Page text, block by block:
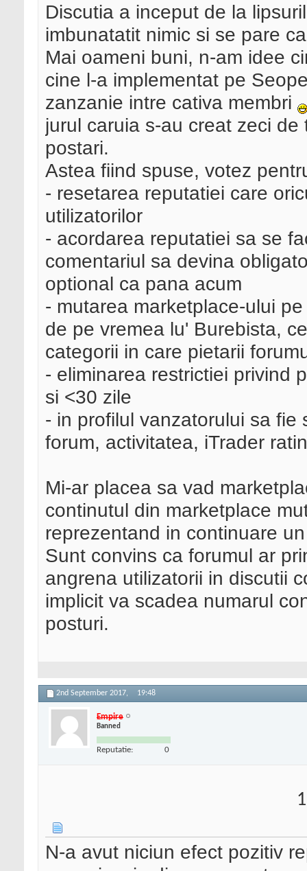
Discutia a inceput de la
imbunatatit nimic si se pare
Mai oameni buni, n-am idee
cine l-a implementat pe
zanzanie intre cativa membri
jurul caruia s-au creat zeci
postari.
Astea fiind spuse, votez
- resetarea reputatiei care
utilizatorilor
- acordarea reputatiei sa se
comentariul sa devina
optional ca pana acum
- mutarea marketplace-ului
de pe vremea lu' Burebista,
categorii in care pietarii
- eliminarea restrictiei privind
si <30 zile
- in profilul vanzatorului sa
forum, activitatea, iTrader
Mi-ar placea sa vad
continutul din marketplace
reprezentand in continuare
Sunt convins ca forumul ar
angrena utilizatorii in discutii
implicit va scadea numarul
posturi.
2nd September 2017, 19:48
Empire
Banned
Reputatie: 0
N-a avut niciun efect pozitiv